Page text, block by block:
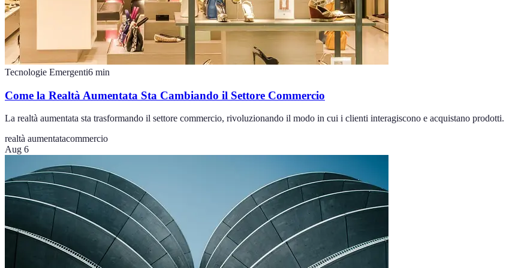
Tecnologie Emergenti6 min
Come la Realtà Aumentata Sta Cambiando il Settore Commercio
La realtà aumentata sta trasformando il settore commercio, rivoluzionando il modo in cui i clienti interagiscono e acquistano prodotti.
realtà aumentatacommercio
Aug 6